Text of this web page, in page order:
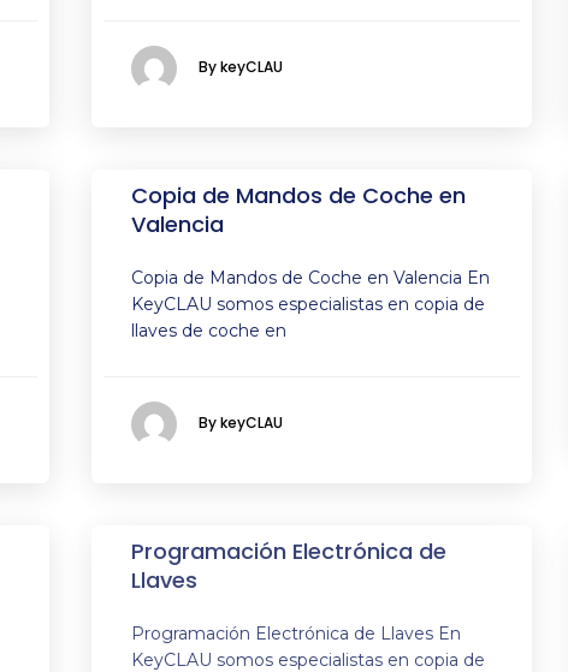
By keyCLAU
Copia de Mandos de Coche en
Valencia
Copia de Mandos de Coche en Valencia En
KeyCLAU somos especialistas en copia de
llaves de coche en
By keyCLAU
Programación Electrónica de
Llaves
Programación Electrónica de Llaves En
KeyCLAU somos especialistas en copia de